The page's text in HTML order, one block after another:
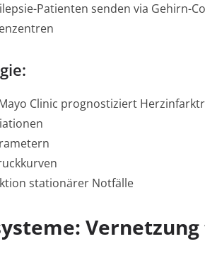
Patienten senden via Gehirn-
Clinic prognostiziert
stationärer Notfälle